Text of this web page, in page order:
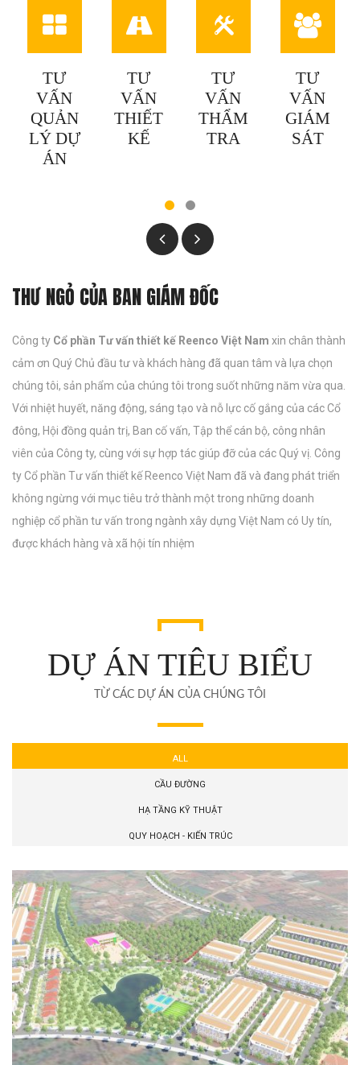
TƯ
VẤN
THIẾT
KẾ
TƯ
VẤN
THẨM
TRA
TƯ
VẤN
GIÁM
SÁT
TƯ
VẤN
ĐẤU
THẦU
THƯ NGỎ CỦA BAN GIÁM ĐỐC
Công ty Cổ phần Tư vấn thiết kế Reenco Việt Nam xin chân thành
cảm ơn Quý Chủ đầu tư và khách hàng đã quan tâm và lựa chọn
chúng tôi, sản phẩm của chúng tôi trong suốt những năm vừa qua.
Với nhiệt huyết, năng động, sáng tạo và nỗ lực cố gắng của các Cổ
đông, Hội đồng quản trị, Ban cố vấn, Tập thể cán bộ, công nhân
viên của Công ty, cùng với sự hợp tác giúp đỡ của các Quý vị. Công
ty Cổ phần Tư vấn thiết kế Reenco Việt Nam đã và đang phát triển
không ngừng với mục tiêu trở thành một trong những doanh
nghiệp cổ phần tư vấn trong ngành xây dựng Việt Nam có Uy tín,
được khách hàng và xã hội tín nhiệm
DỰ ÁN TIÊU BIỂU
TỪ CÁC DỰ ÁN CỦA CHÚNG TÔI
ALL
CẦU ĐƯỜNG
HẠ TẦNG KỸ THUẬT
QUY HOẠCH - KIẾN TRÚC
PHÁT TRIỂN NHÀ Ở ĐÔ THỊ TẠI THỊ TRẤN
PHƯỚC AN